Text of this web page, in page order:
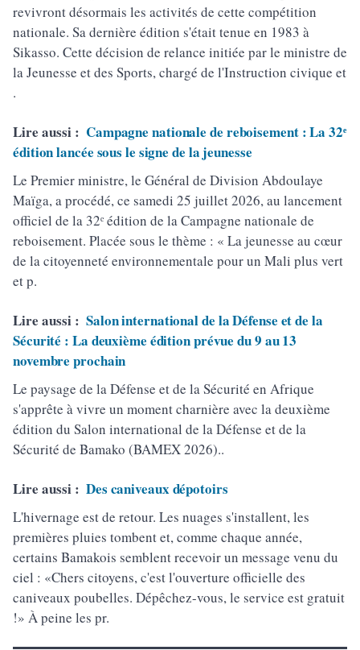
revivront désormais les activités de cette compétition
nationale. Sa dernière édition s'était tenue en 1983 à
Sikasso. Cette décision de relance initiée par le ministre de
la Jeunesse et des Sports, chargé de l'Instruction civique et
.
Lire aussi : Campagne nationale de reboisement : La 32ᵉ
édition lancée sous le signe de la jeunesse
Le Premier ministre, le Général de Division Abdoulaye
Maïga, a procédé, ce samedi 25 juillet 2026, au lancement
officiel de la 32ᵉ édition de la Campagne nationale de
reboisement. Placée sous le thème : « La jeunesse au cœur
de la citoyenneté environnementale pour un Mali plus vert
et p.
Lire aussi : Salon international de la Défense et de la
Sécurité : La deuxième édition prévue du 9 au 13
novembre prochain
Le paysage de la Défense et de la Sécurité en Afrique
s'apprête à vivre un moment charnière avec la deuxième
édition du Salon international de la Défense et de la
Sécurité de Bamako (BAMEX 2026)..
Lire aussi : Des caniveaux dépotoirs
L'hivernage est de retour. Les nuages s'installent, les
premières pluies tombent et, comme chaque année,
certains Bamakois semblent recevoir un message venu du
ciel : «Chers citoyens, c'est l'ouverture officielle des
caniveaux poubelles. Dépêchez-vous, le service est gratuit
!» À peine les pr.